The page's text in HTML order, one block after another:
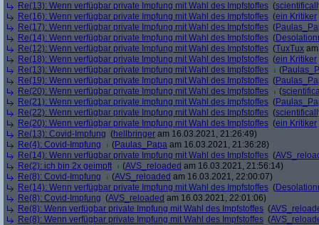
Re(13): Wenn verfügbar private Impfung mit Wahl des Impfstoffes (
Re(16): Wenn verfügbar private Impfung mit Wahl des Impfstoffes (ein Kritiker
Re(17): Wenn verfügbar private Impfung mit Wahl des Impfstoffes (
Re(14): Wenn verfügbar private Impfung mit Wahl des Impfstoffes (
Re(12): Wenn verfügbar private Impfung mit Wahl des Impfstoffes (TuxTux
Re(18): Wenn verfügbar private Impfung mit Wahl des Impfstoffes (ein Kritiker
Re(13): Wenn verfügbar private Impfung mit Wahl des Impfstoffes
(
Re(19): Wenn verfügbar private Impfung mit Wahl des Impfstoffes (
Re(20): Wenn verfügbar private Impfung mit Wahl des Impfstoffes
(
Re(21): Wenn verfügbar private Impfung mit Wahl des Impfstoffes (
Re(22): Wenn verfügbar private Impfung mit Wahl des Impfstoffes (
Re(20): Wenn verfügbar private Impfung mit Wahl des Impfstoffes (ein Kritiker
Re(13): Covid-Impfung (hellbringer am 16.03.2021, 21:26:49)
Re(4): Covid-Impfung
(Paulas_Papa am 16.03.2021, 21:36:28)
Re(14): Wenn verfügbar private Impfung mit Wahl des Impfstoffes (
Re(2): ich bin 2x geimpft
(AVS_reloaded am 16.03.2021, 21:56:14)
Re(8): Covid-Impfung
(AVS_reloaded am 16.03.2021, 22:00:07)
Re(14): Wenn verfügbar private Impfung mit Wahl des Impfstoffes (
Re(8): Covid-Impfung (AVS_reloaded am 16.03.2021, 22:01:06)
Re(8): Wenn verfügbar private Impfung mit Wahl des Impfstoffes (
Re(8): Wenn verfügbar private Impfung mit Wahl des Impfstoffes (